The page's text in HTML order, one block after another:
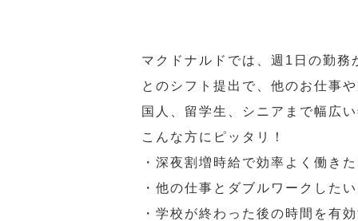
マクドナルドでは、週1日の勤
とのシフト提出で、他のお仕事
国人、留学生、シニアまで幅広
こんな方にピッタリ！
・深夜割増時給で効率よく働き
・他の仕事とダブルワークしたい
・学校が終わった後の時間を有